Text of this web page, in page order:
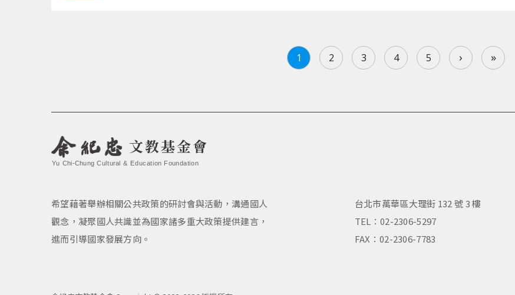
1 2 3 4 5 › »
文教基金會
Yu Chi-Chung Cultural & Education Foundation
希望藉著舉辦相關公共政策的研討會與活動，溝通國人
觀念，凝聚國人共識並為國家諸多重大政策提供建言，
進而引導國家發展方向。
台北市萬華區大理街 132 號 3 樓
TEL：02-2306-5297
FAX：02-2306-7783